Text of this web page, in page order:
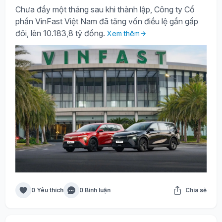
Chưa đầy một tháng sau khi thành lập, Công ty Cổ
phần VinFast Việt Nam đã tăng vốn điều lệ gần gấp
đôi, lên 10.183,8 tỷ đồng. Xem thêm
0 Yêu thích 0 Bình luận Chia sẻ